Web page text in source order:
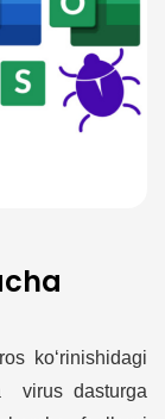
ko‘rinishidagi
virus dasturga